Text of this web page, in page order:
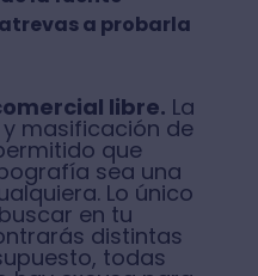
a probarla
libre. La
masificación de
que
sea una
Lo único
en tu
distintas
todas